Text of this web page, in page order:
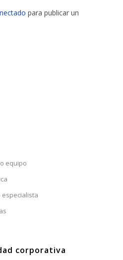
para publicar un
equipo
especialista
corporativa